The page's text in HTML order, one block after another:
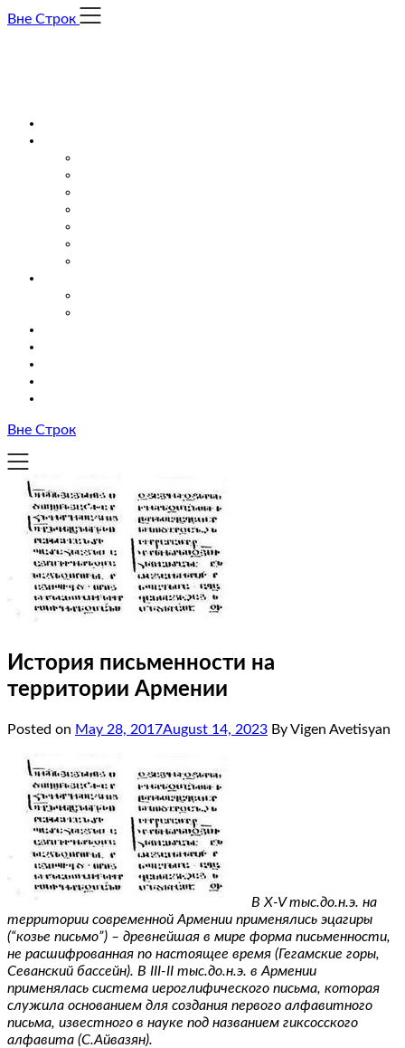
Skip
Вне Строк
Вне Строк
История письменности на
территории Армении
Posted on May 28, 2017August 14, 2023 By Vigen Avetisyan
В X-V тыс.до.н.э. на
территории современной Армении применялись эцагиры
(“козье письмо”) – древнейшая в мире форма письменности,
не расшифрованная по настоящее время (Гегамские горы,
Севанский бассейн). В III-II тыс.до.н.э. в Армении
применялась система иероглифического письма, которая
служила основанием для создания первого алфавитного
письма, известного в науке под названием гиксосского
алфавита (С.Айвазян).